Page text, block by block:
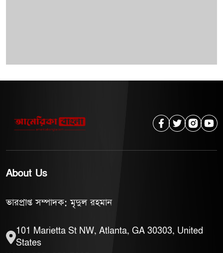
About Us
ভারপ্রাপ্ত সম্পাদক: মৃদুল রহমান
101 Marietta St NW, Atlanta, GA 30303, United
States